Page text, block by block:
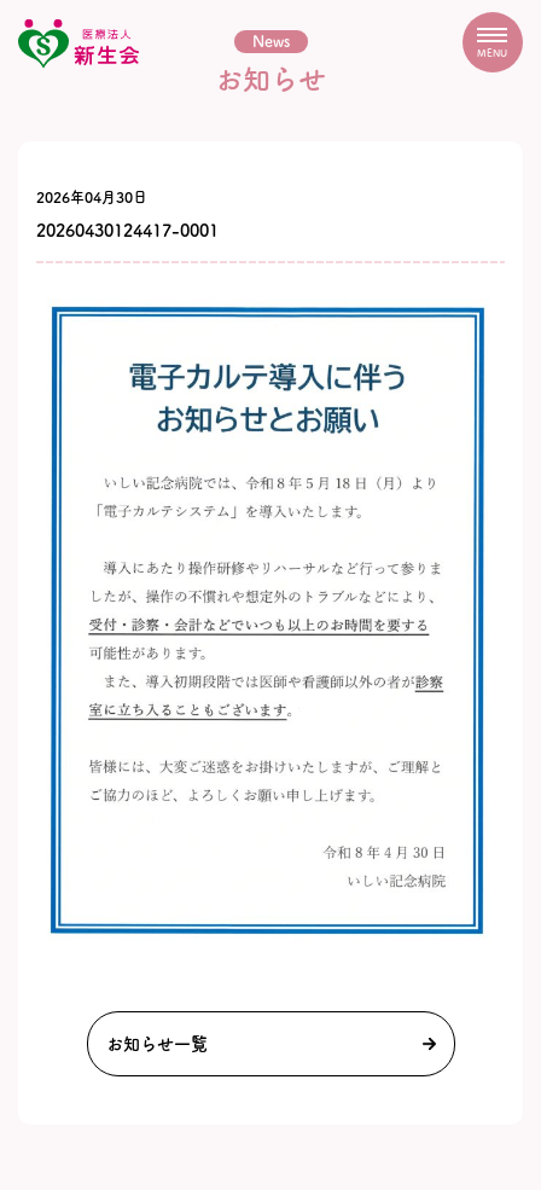
MENU
News
お知らせ
2026年04月30日
20260430124417-0001
お知らせ一覧